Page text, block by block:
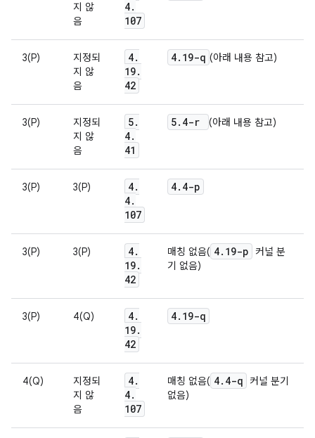
지 않
음
4.
107
3(P)
지정되
지 않
음
4.
19.
42
4. 19-q (아래 내용 참고)
3(P)
지정되
지 않
음
5.
4.
41
5. 4-r (아래 내용 참고)
3(P) 3(P) 4.
4.
107
4. 4-p
3(P) 3(P) 4.
19.
42
매칭 없음( 4. 19-p
커널 분
기 없음)
3(P) 4(Q) 4.
19.
42
4. 19-q
4(Q)
지정되
지 않
음
4.
4.
107
매칭 없음( 4. 4-q
커널 분기
없음)